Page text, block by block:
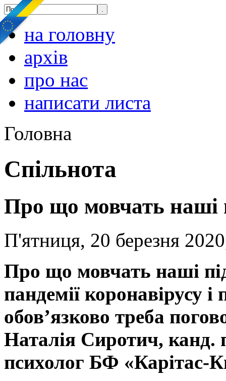
на головну
архів
про нас
написати листа
Головна
Спільнота
Про що мовчать наші
П'ятниця, 20 березня
Про що мовчать наші
пандемії коронавірусу
обов’язково треба
Наталія Сиротич, канд.
психолог БФ «Карітас-